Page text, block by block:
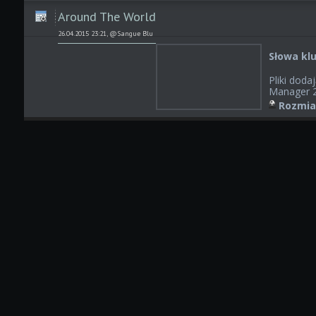
Around The World
26.04.2015 23:21, @Sangue Blu
Słowa
Pliki
Manager